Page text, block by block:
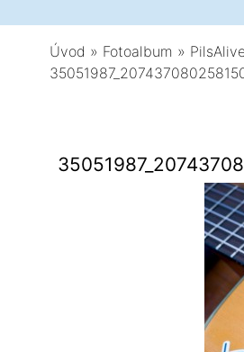
Úvod » Fotoalbum »